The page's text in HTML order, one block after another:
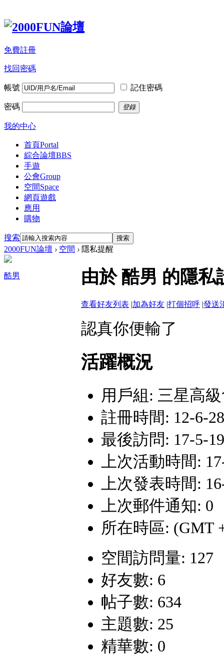
免費註冊
找回密碼
帳號 記住密碼
密碼 登錄
我的中心
首頁Portal
綜合論壇BBS
手遊
公會Group
空間Space
網頁遊戲
應用
購物
搜索 搜索
2000FUN論壇 › 空間 › 隱私提醒
酷男 由於 酷男 的隱
查看好友列表 |加為好友 |打個招呼 |發送
認真你便輸了
活躍概況
用戶組: 三星高
註冊時間: 12-6-
最後訪問: 17-5-
上次活動時間:
上次發表時間:
上次郵件通知: 0
所在時區: (GMT
空間訪問量: 127
好友數: 6
帖子數: 634
主題數: 25
精華數: 0